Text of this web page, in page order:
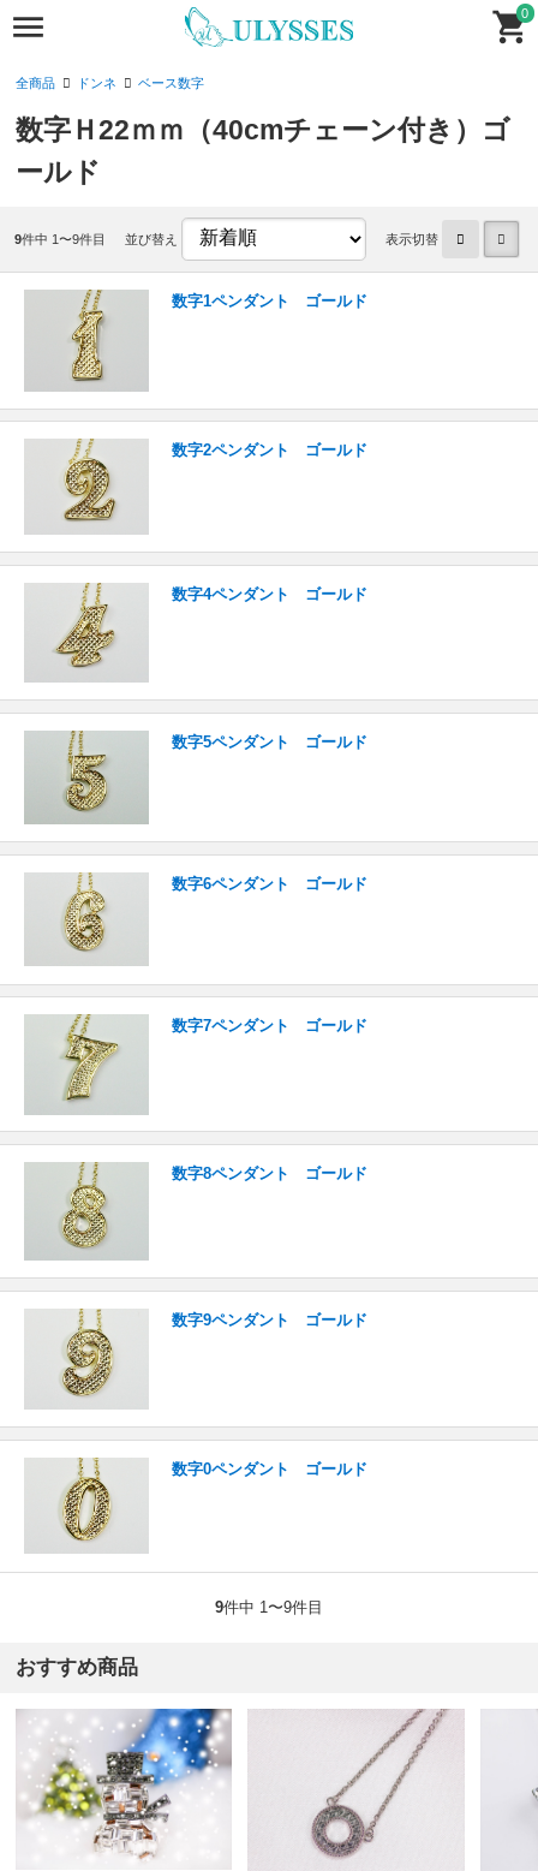
0
全商品 ドンネ ベース数字
数字Ｈ22ｍｍ（40cmチェーン付き）ゴ
ールド
9件中 1〜9件目 並び替え 表示切替
数字1ペンダント ゴールド
数字2ペンダント ゴールド
数字4ペンダント ゴールド
数字5ペンダント ゴールド
数字6ペンダント ゴールド
数字7ペンダント ゴールド
数字8ペンダント ゴールド
数字9ペンダント ゴールド
数字0ペンダント ゴールド
9件中 1〜9件目
おすすめ商品